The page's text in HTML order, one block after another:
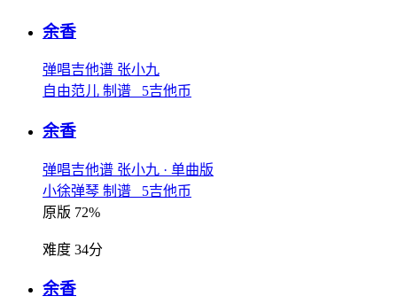
余香
弹唱吉他谱 张小九
自由范儿 制谱 5吉他币
余香
弹唱吉他谱 张小九 · 单曲版
小徐弹琴 制谱 5吉他币
原版 72%
难度 34分
余香